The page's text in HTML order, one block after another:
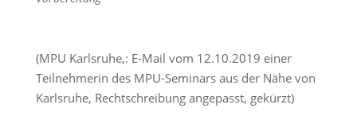
(MPU Karlsruhe,: E-Mail vom 12.10.2019 einer
Teilnehmerin des MPU-Seminars aus der Nähe von
Karlsruhe, Rechtschreibung angepasst, gekürzt)